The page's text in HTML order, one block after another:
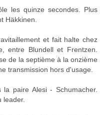
les quinze secondes. Plus
Häkkinen.
et fait halte chez
entre Blundell et Frentzen.
de la septième à la onzième
transmission hors d'usage.
paire Alesi - Schumacher.
leader.